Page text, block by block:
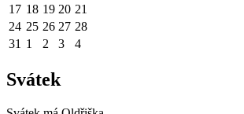
17 18 19 20 21
24 25 26 27 28
31 1 2 3 4
Svátek